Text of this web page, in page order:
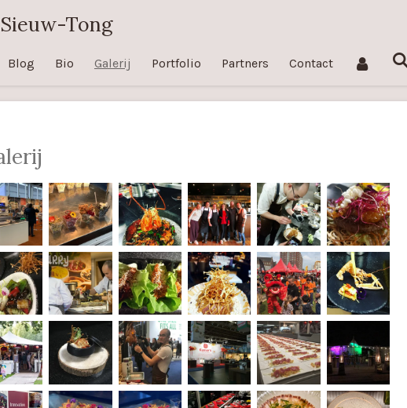
Tong
Blog Bio Galerij Portfolio Partners Contact